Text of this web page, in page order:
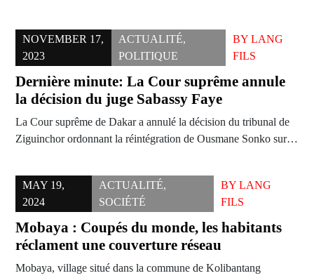
NOVEMBER 17,
2023
ACTUALITÉ,
POLITIQUE
BY LANG
FILS
Dernière minute: La Cour suprême annule
la décision du juge Sabassy Faye
La Cour suprême de Dakar a annulé la décision du tribunal de
Ziguinchor ordonnant la réintégration de Ousmane Sonko sur…
MAY 19,
2024
ACTUALITÉ,
SOCIÉTÉ
BYLANG
FILS
Mobaya : Coupés du monde, les habitants
réclament une couverture réseau
Mobaya, village situé dans la commune de Kolibantang